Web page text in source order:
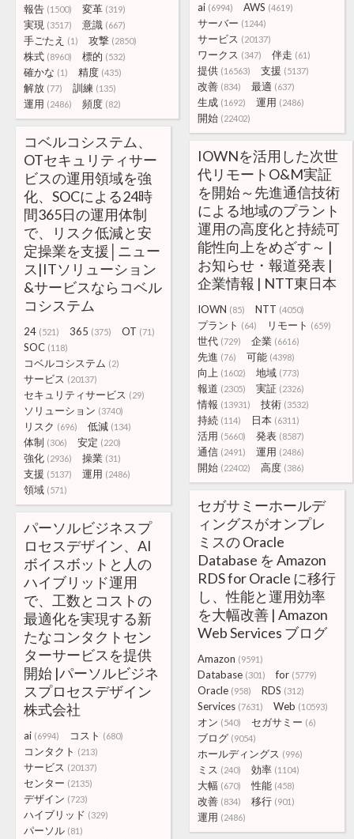
報告 (1500) 変革 (319)
実現 (3517) 意識 (667)
手ごたえ (1) 攻撃 (2850)
株式 (8960) 標的 (532)
確かな (1) 精度 (435)
解放 (77) 訓練 (135)
運用 (2486) 頻度 (82)
ai (6994) AWS (4619)
サーバー (1244)
サービス (20137)
ワークス (347) 伴走 (61)
提供 (16563) 支援 (5137)
改善 (834) 最適 (637)
生成 (1692) 運用 (2486)
開始 (22402)
コベルコシステム、
OTセキュリティサー
ビスの運用領域を強
化、SOCによる24時
間365日の運用体制
で、リスク低減と安
定操業を支援│ニュー
ス|ITソリューション
&サービスならコベル
コシステム
24 (521) 365 (375) OT (71)
SOC (118)
コベルコシステム (2)
サービス (20137)
セキュリティサービス (29)
ソリューション (3740)
リスク (696) 低減 (134)
体制 (306) 安定 (220)
強化 (2936) 操業 (31)
支援 (5137) 運用 (2486)
領域 (571)
IOWNを活用した次世
代リモートO&M実証
を開始～先進通信技術
による地域のプラント
運用の高度化と持続可
能性向上をめざす～ |
お知らせ・報道発表 |
企業情報 | NTT東日本
IOWN (85) NTT (4050)
プラント (64) リモート (659)
世代 (729) 企業 (6616)
先進 (76) 可能 (4398)
向上 (1602) 地域 (773)
報道 (2305) 実証 (2326)
情報 (13931) 技術 (3532)
持続 (114) 日本 (6311)
活用 (5660) 発表 (8587)
通信 (2491) 運用 (2486)
開始 (22402) 高度 (386)
セガサミーホールデ
ィングスがオンプレ
ミスの Oracle
Database を Amazon
RDS for Oracle に移行
し、性能と運用効率
を大幅改善 | Amazon
Web Services ブログ
Amazon (9591)
Database (301) for (5779)
Oracle (958) RDS (312)
Services (7631) Web (10593)
オン (540) セガサミー (6)
ブログ (9054)
ホールディングス (996)
ミス (240) 効率 (1104)
大幅 (670) 性能 (458)
改善 (834) 移行 (901)
運用 (2486)
パーソルビジネスプ
ロセスデザイン、AI
ボイスボットと人の
ハイブリッド運用
で、工数とコストの
最適化を実現する新
たなコンタクトセン
ターサービスを提供
開始 |パーソルビジネ
スプロセスデザイン
株式会社
ai (6994) コスト (680)
コンタクト (213)
サービス (20137)
センター (2135)
デザイン (723)
ハイブリッド (329)
パーソル (81)